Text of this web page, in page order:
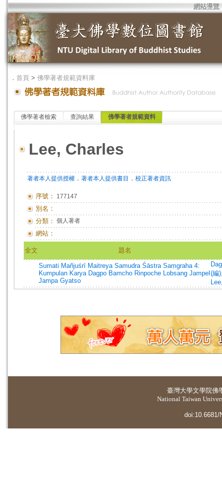
網站導覽
． 首頁 > 佛學著者規範資料庫
佛學著者檢索 查詢結果 佛學著者規範資料
Lee, Charles
著者本人提供授權 ． 著者本人提供書目 ． 校正著者資訊
序號： 177147
別名：
分類： 個人著者
網站：
全文 題名
Sumati Mañjuśrī Maitreya Samudra Śāstra Saṃgraha 4:
Kumpulan Karya Dagpo Bamcho Rinpoche Lobsang Jampel
Jampa Gyatso
(編)
臺灣大學文學院佛
National Taiwan
doi:10.6681/